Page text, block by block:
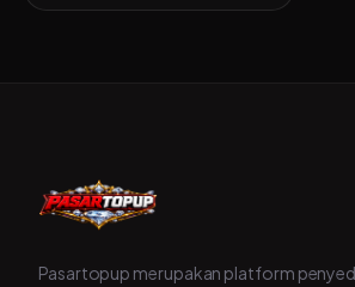
Pasartopup merupakan platform